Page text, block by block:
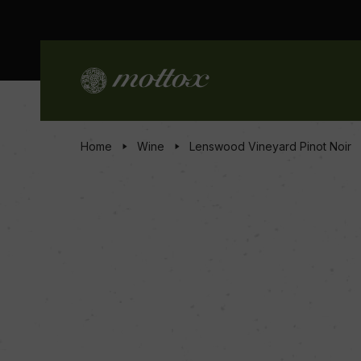
Home Wine Lenswood Vineyard Pinot Noir